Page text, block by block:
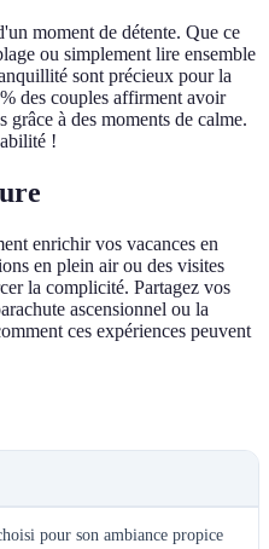
moment de détente. Que ce
ou simplement lire ensemble
sont précieux pour la
des couples affirment avoir
grâce à des moments de calme.
!
enrichir vos vacances en
en plein air ou des visites
la complicité. Partagez vos
ascensionnel ou la
ces expériences peuvent
pour son ambiance propice